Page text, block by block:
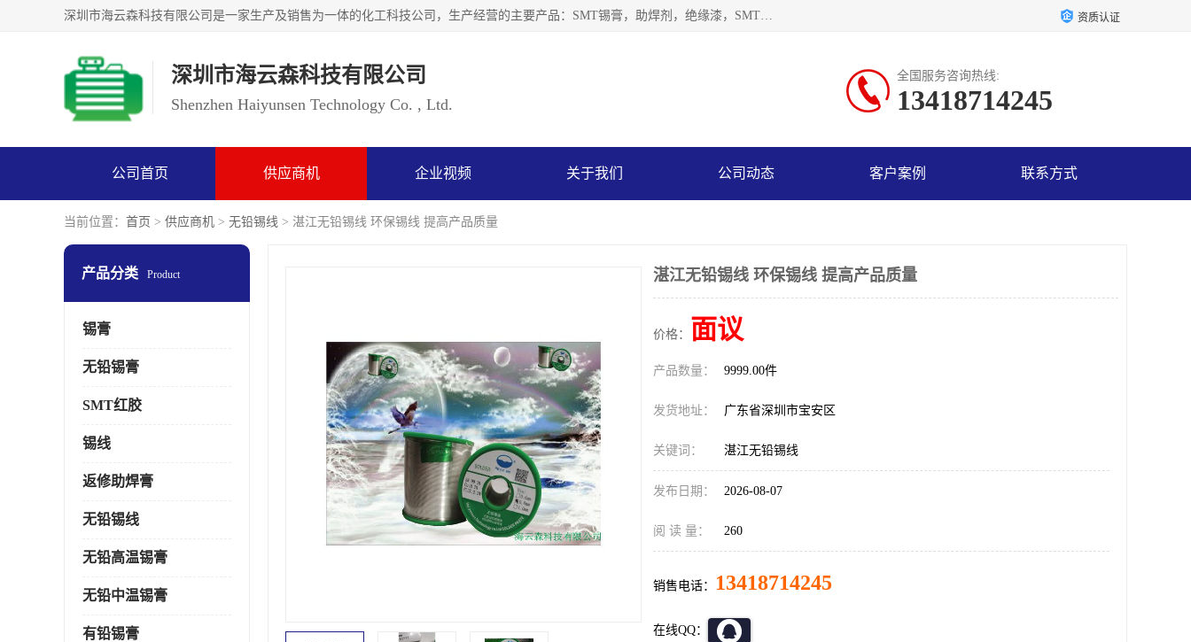
深圳市海云森科技有限公司是一家生产及销售为一体的化工科技公司，生产经营的主要产品：SMT锡膏，助焊剂，绝缘漆，SMT红胶，锡条，锡线 等电子辅料系列产品。海云森科技公司自成立以来一贯坚持“发展是根本质量是生存、服务第一”企业宗旨，其发展速度成为同行业的佼佼者，秉承国际大潮到来之际，公司以环境保护为己任，率先开发出无铅焊锡膏，无铅助焊剂，无铅清洗剂等产品。 资质认证
深圳市海云森科技有限公司
Shenzhen Haiyunsen Technology Co. , Ltd.
全国服务咨询热线:
13418714245
公司首页 供应商机 企业视频 关于我们 公司动态 客户案例 联系方式
当前位置： 首页 > 供应商机 > 无铅锡线 > 湛江无铅锡线 环保锡线 提高产品质量
产品分类 Product
锡膏
无铅锡膏
SMT红胶
锡线
返修助焊膏
无铅锡线
无铅高温锡膏
无铅中温锡膏
有铅锡膏
湛江无铅锡线 环保锡线 提高产品质量
价格： 面议
产品数量： 9999.00件
发货地址： 广东省深圳市宝安区
关键词： 湛江无铅锡线
发布日期： 2026-08-07
阅 读 量： 260
销售电话： 13418714245
在线QQ：